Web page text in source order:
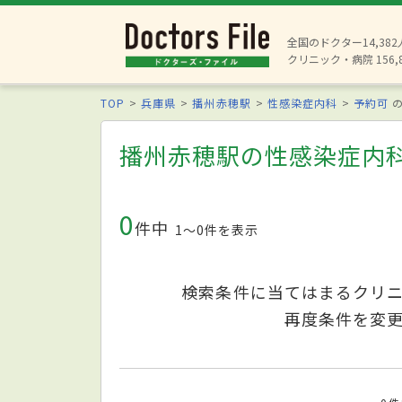
全国のドクター14,382
クリニック・病院
TOP 兵庫県 播州赤穂駅 性感染症内科 予約可
播州赤穂駅の性感染症内
0件中 1〜0件を表示
検索条件に当てはまるクリ
再度条件を変